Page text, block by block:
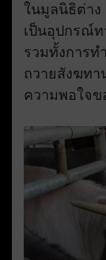
ในมูลนิธิต่าง
เป็นอุปกรณ์ท
รวมทั้งการท
ถวายสังฆทา
ความพอใจข